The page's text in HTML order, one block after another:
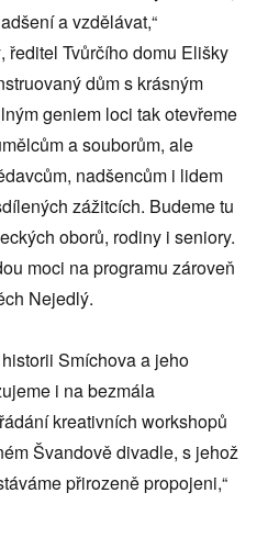
a vzdělávat,“
, ředitel Tvůrčího domu Elišky
dům s krásným
geniem loci tak otevřeme
a souborům, ale
nadšencům i lidem
zážitcích. Budeme tu
oborů, rodiny i seniory.
moci na programu zároveň
Nejedlý.
Smíchova a jeho
i na bezmála
kreativních workshopů
Švandově divadle, s jehož
přirozeně propojeni,“